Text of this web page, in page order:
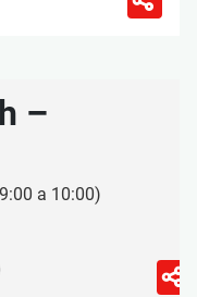
–
a 10:00)